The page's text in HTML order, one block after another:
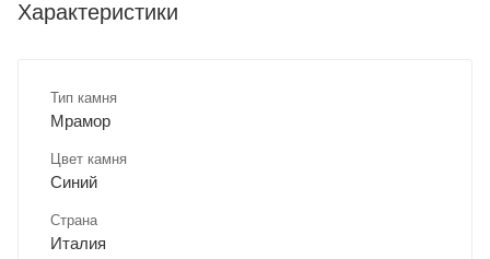
Характеристики
Тип камня
Мрамор
Цвет камня
Синий
Страна
Италия